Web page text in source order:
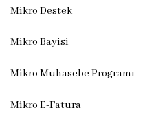
Mikro Destek
Mikro Bayisi
Mikro Muhasebe Programı
Mikro E-Fatura